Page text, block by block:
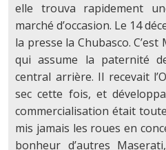
elle trouva rapidement
marché d’occasion. Le 14
la presse la Chubasco.
qui assume la paternité
central arrière. Il recevait
sec cette fois, et
commercialisation était
mis jamais les roues en
bonheur d’autres